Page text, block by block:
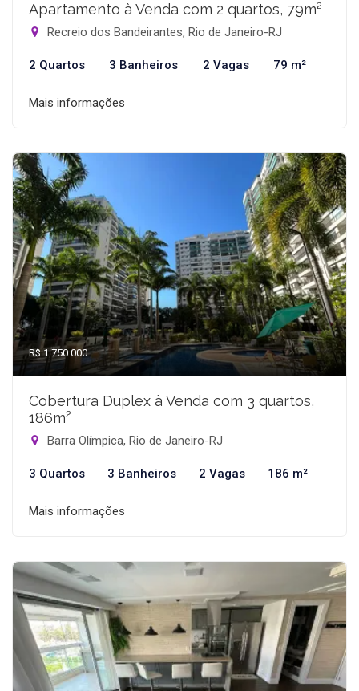
Apartamento à Venda com 2 quartos, 79m²
Recreio dos Bandeirantes, Rio de Janeiro-RJ
2 Quartos 3 Banheiros 2 Vagas 79 m²
Mais informações
R$ 1.750.000
Cobertura Duplex à Venda com 3 quartos,
186m²
Barra Olímpica, Rio de Janeiro-RJ
3 Quartos 3 Banheiros 2 Vagas 186 m²
Mais informações